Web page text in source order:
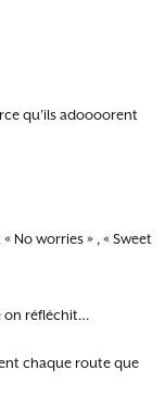
qu’ils adoooorent
No worries » , « Sweet
on réfléchit…
chaque route que